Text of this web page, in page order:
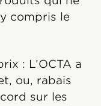
compris le
: L’OCTA a
ou, rabais
sur les